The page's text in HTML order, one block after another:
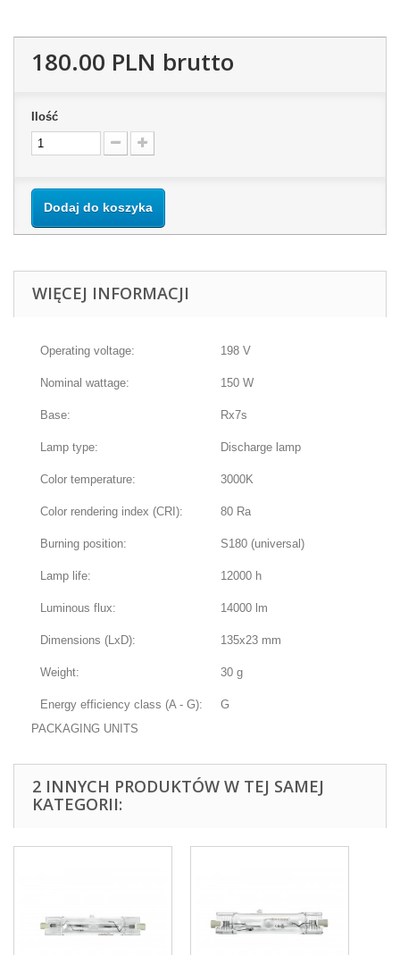
180.00 PLN brutto
Ilość
Dodaj do koszyka
WIĘCEJ INFORMACJI
Operating voltage: 198 V
Nominal wattage: 150 W
Base: Rx7s
Lamp type: Discharge lamp
Color temperature: 3000K
Color rendering index (CRI): 80 Ra
Burning position: S180 (universal)
Lamp life: 12000 h
Luminous flux: 14000 lm
Dimensions (LxD): 135x23 mm
Weight: 30 g
Energy efficiency class (A - G):
G
PACKAGING UNITS
2 INNYCH PRODUKTÓW W TEJ SAMEJ
KATEGORII: